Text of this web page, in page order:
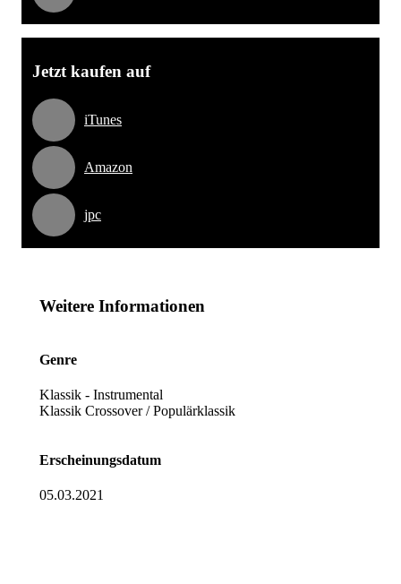
Jetzt kaufen auf
iTunes
Amazon
jpc
Weitere Informationen
Genre
Klassik - Instrumental
Klassik Crossover / Populärklassik
Erscheinungsdatum
05.03.2021